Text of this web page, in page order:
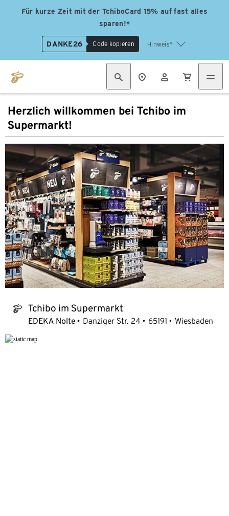
Für kurze Zeit mit der TchiboCard 15% auf fast alles
sparen!*
DANKE26 Code kopieren Hinweis*
Herzlich willkommen bei Tchibo im
Supermarkt!
tchibo_logo Tchibo im Supermarkt
EDEKA Nolte Danziger Str. 24 65191 Wiesbaden